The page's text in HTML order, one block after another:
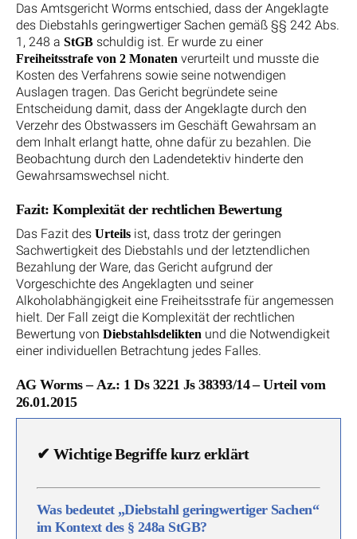
Das Amtsgericht Worms entschied, dass der Angeklagte
des Diebstahls geringwertiger Sachen gemäß §§ 242 Abs.
1, 248 a StGB schuldig ist. Er wurde zu einer
Freiheitsstrafe von 2 Monaten verurteilt und musste die
Kosten des Verfahrens sowie seine notwendigen
Auslagen tragen. Das Gericht begründete seine
Entscheidung damit, dass der Angeklagte durch den
Verzehr des Obstwassers im Geschäft Gewahrsam an
dem Inhalt erlangt hatte, ohne dafür zu bezahlen. Die
Beobachtung durch den Ladendetektiv hinderte den
Gewahrsamswechsel nicht.
Fazit: Komplexität der rechtlichen Bewertung
Das Fazit des Urteils ist, dass trotz der geringen
Sachwertigkeit des Diebstahls und der letztendlichen
Bezahlung der Ware, das Gericht aufgrund der
Vorgeschichte des Angeklagten und seiner
Alkoholabhängigkeit eine Freiheitsstrafe für angemessen
hielt. Der Fall zeigt die Komplexität der rechtlichen
Bewertung von Diebstahlsdelikten und die Notwendigkeit
einer individuellen Betrachtung jedes Falles.
AG Worms – Az.: 1 Ds 3221 Js 38393/14 – Urteil vom
26.01.2015
✔ Wichtige Begriffe kurz erklärt
Was bedeutet „Diebstahl geringwertiger Sachen“
im Kontext des § 248a StGB?